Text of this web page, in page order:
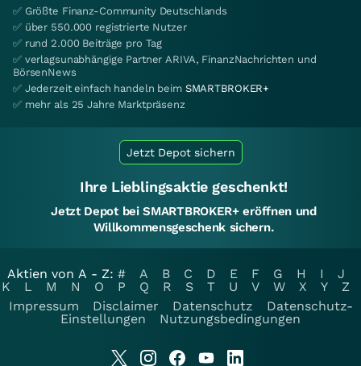
✅ Größte Finanz-Community Deutschlands
✅ über 550.000 registrierte Nutzer
✅ rund 2.000 Beiträge pro Tag
✅ verlagsunabhängige Partner ARIVA, FinanzNachrichten und
BörsenNews
✅ Jederzeit einfach handeln beim SMARTBROKER+
✅ mehr als 25 Jahre Marktpräsenz
Jetzt Depot sichern
Ihre Lieblingsaktie geschenkt!
Jetzt Depot bei SMARTBROKER+ eröffnen und
Willkommensgeschenk sichern.
Aktien von A - Z: # A B C D E F G H I
J
K
L M N O P Q R S T U V W X Y
Z
Impressum
Disclaimer Datenschutz
Datenschutz-
Einstellungen
Nutzungsbedingungen